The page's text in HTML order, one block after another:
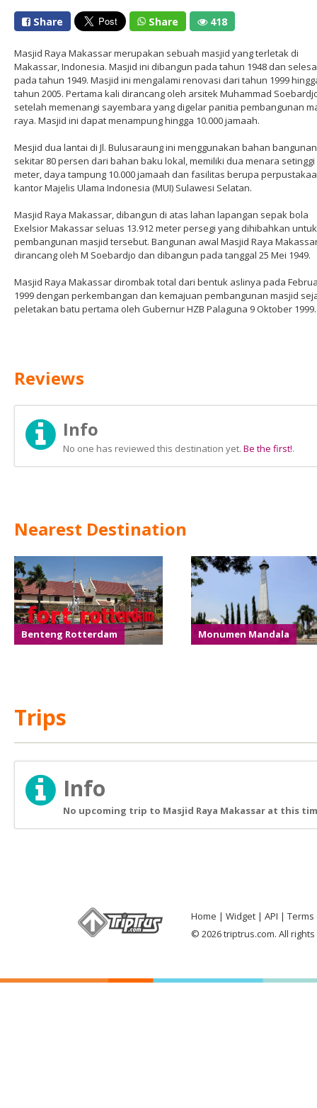
Share Share 418
Masjid Raya Makassar merupakan sebuah masjid yang terletak di
Makassar, Indonesia. Masjid ini dibangun pada tahun 1948 dan
pada tahun 1949. Masjid ini mengalami renovasi dari tahun 1999
tahun 2005. Pertama kali dirancang oleh arsitek Muhammad
setelah memenangi sayembara yang digelar panitia pembangunan
raya. Masjid ini dapat menampung hingga 10.000 jamaah.
Mesjid dua lantai di Jl. Bulusaraung ini menggunakan bahan bangunan
sekitar 80 persen dari bahan baku lokal, memiliki dua menara setinggi
meter, daya tampung 10.000 jamaah dan fasilitas berupa
kantor Majelis Ulama Indonesia (MUI) Sulawesi Selatan.
Masjid Raya Makassar, dibangun di atas lahan lapangan sepak bola
Exelsior Makassar seluas 13.912 meter persegi yang dihibahkan untuk
pembangunan masjid tersebut. Bangunan awal Masjid Raya
dirancang oleh M Soebardjo dan dibangun pada tanggal 25 Mei 1949.
Masjid Raya Makassar dirombak total dari bentuk aslinya pada
1999 dengan perkembangan dan kemajuan pembangunan masjid
peletakan batu pertama oleh Gubernur HZB Palaguna 9 Oktober 1999.
Reviews
Info
No one has reviewed this destination yet. Be the first!.
Nearest Destination
Benteng Rotterdam Monumen Mandala
Trips
Info
No upcoming trip to Masjid Raya Makassar at this
Home Widget API
Terms
© 2026 triptrus.com. All